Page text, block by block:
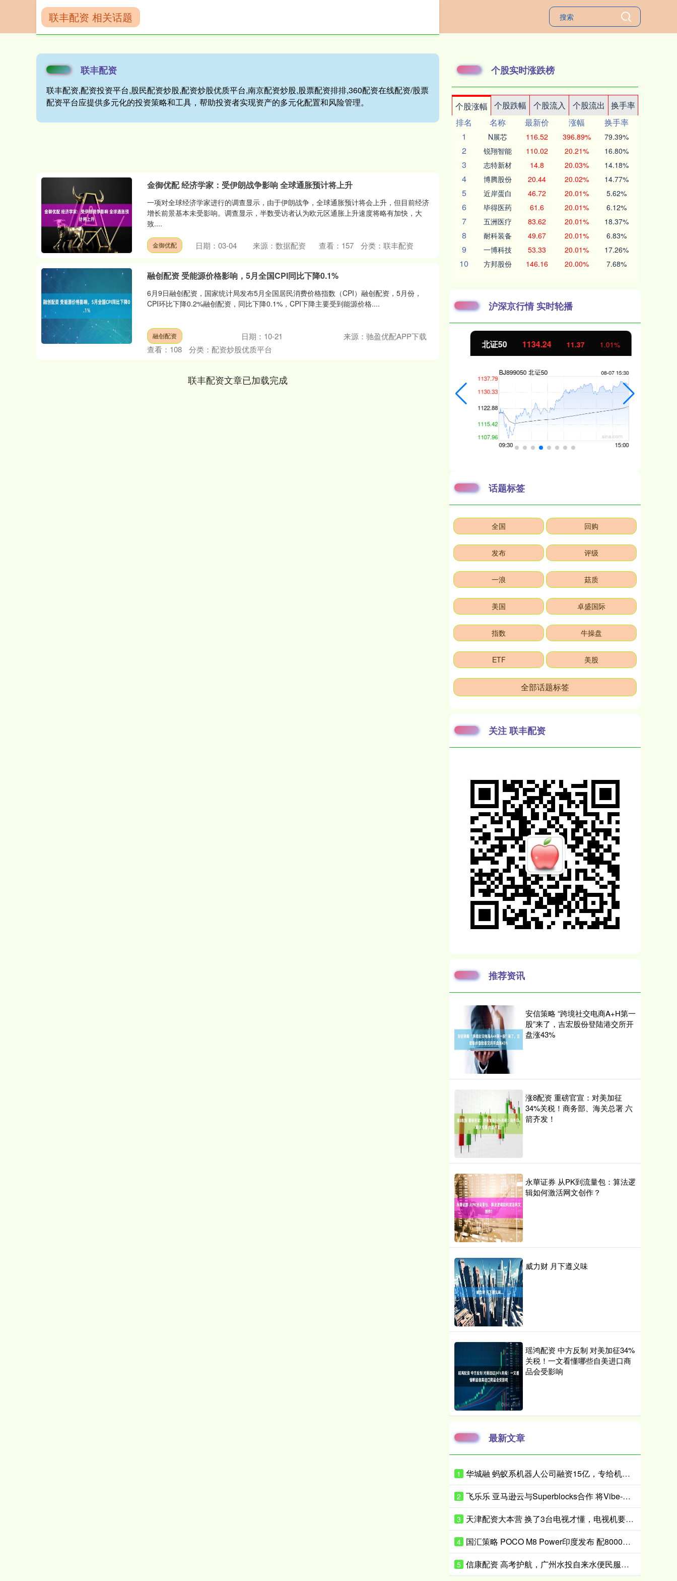
联丰配资
联丰配资,配资投资平台,股民配资炒股,配资炒股优质平台,南京配资炒股,股票配资排排,360配资在线配资/股票
配资平台应提供多元化的投资策略和工具，帮助投资者实现资产的多元化配置和风险管理。
联丰配资 相关话题
金御优配 经济学家：受伊朗战争影响 全球通胀预计将上升
一项对全球经济学家进行的调查显示，由于伊朗战争，全球通胀预计将会上升，但目前经济
增长前景基本未受影响。调查显示，半数受访者认为欧元区通胀上升速度将略有加快，大
致....
金御优配 日期：03-04 来源：数据配资 查看： 157 分类： 联丰配资
融创配资 受能源价格影响，5月全国CPI同比下降0.1%
6月9日融创配资，国家统计局发布5月全国居民消费价格指数（CPI）融创配资，5月份，
CPI环比下降0.2%融创配资，同比下降0.1%，CPI下降主要受到能源价格....
融创配资 日期：10-21
来源：驰盈优配APP下载
查看： 108 分类： 配资炒股优质平台
联丰配资文章已加载完成
个股实时涨跌榜
个股涨幅 个股跌幅 个股流入 个股流出
换手率
排名
名称 最新价 涨幅
换手率
1
N展芯 116.52 396.89% 79.39%
2 锐翔智能 110.02 20.21% 16.80%
3 志特新材 14.8 20.03% 14.18%
4 博腾股份 20.44 20.02% 14.77%
5 近岸蛋白 46.72 20.01% 5.62%
6 毕得医药 61.6 20.01% 6.12%
7 五洲医疗 83.62 20.01% 18.37%
8 耐科装备 49.67 20.01% 6.83%
9 一博科技 53.33 20.01% 17.26%
10 方邦股份 146.16 20.00% 7.68%
沪深京行情 实时轮播
1.02% 深证成指 14311.01 200.89 1.42% 4694.44 北证50 1134.24 11.37 1.01%
话题标签
全国 回购
发布 评级
一浪 菇质
美国 卓盛国际
指数 牛操盘
ETF 美股
全部话题标签
关注 联丰配资
推荐资讯
安信策略 “跨境社交电商A+H第一
股”来了，吉宏股份登陆港交所开
盘涨43%
涨8配资 重磅官宣：对美加征
34%关税！商务部、海关总署 六
箭齐发！
永華证券 从PK到流量包：算法逻
辑如何激活网文创作？
威力财 月下遵义味
瑶鸿配资 中方反制 对美加征34%
关税！一文看懂哪些自美进口商
品会受影响
最新文章
1 华城融 蚂蚁系机器人公司融资15亿，专给机器人造“大脑”
2 飞乐乐 亚马逊云与Superblocks合作 将Vibe-Coding引入企业私有云
3 天津配资大本营 换了3台电视才懂，电视机要学会“5不买”，都是花钱买的经验
4 国汇策略 POCO M8 Power印度发布 配8000mAh电池 24999卢比起
5 信康配资 高考护航，广州水投自来水便民服务获市民点赞